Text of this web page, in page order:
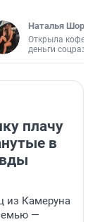
Наталья
Открыла
деньги
плачу
в
из Камеруна
—